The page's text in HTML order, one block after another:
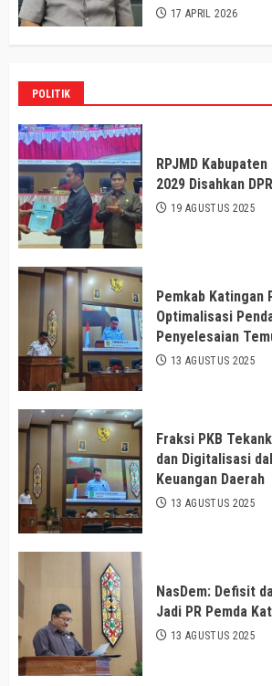
17 APRIL 2026
POLITIK
RPJMD
2029 Disahkan
19 AGUSTUS 2025
Pemkab
Optimalisasi
Penyelesaian
13 AGUSTUS 2025
Fraksi PKB
dan Digitalisasi
Keuangan Daerah
13 AGUSTUS 2025
NasDem: Defisit
Jadi PR Pemda
13 AGUSTUS 2025